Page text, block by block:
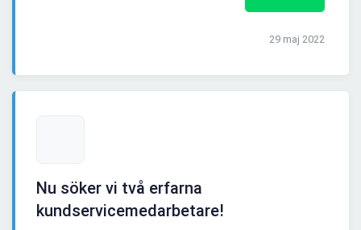
29 maj 2022
Nu söker vi två erfarna
kundservicemedarbetare!